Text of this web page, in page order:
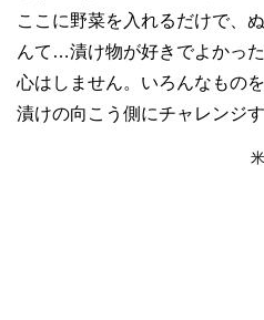
ここに野菜を入れるだけで、
んて…漬け物が好きでよかっ
心はしません。いろんなもの
漬けの向こう側にチャレンジす